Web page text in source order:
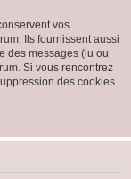
vos
Ils fournissent aussi
des messages (lu ou
Si vous rencontrez
des cookies